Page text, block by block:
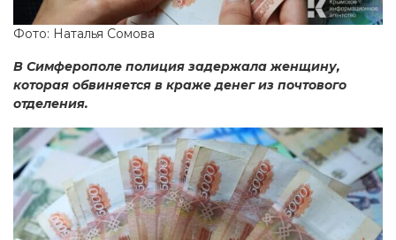
Фото: Наталья Сомова
В Симферополе полиция задержала женщину,
которая обвиняется в краже денег из почтового
отделения.